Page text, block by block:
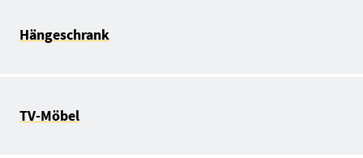
Hängeschrank
TV-Möbel